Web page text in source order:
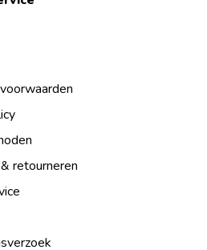
retourneren